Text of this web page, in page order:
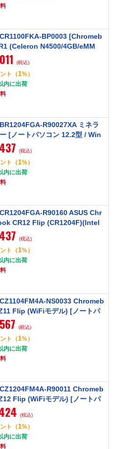
BP0003 [Chromeb
(Celeron N4500/4GB/eMM
光学ドライブなし/Chrome O
なし/11.6型/ダークグレー)]
(税込)
ト （1%）
内に出荷
R90027XA ミネラ
[ノートパソコン 12.2型 / Win
(税込)
ト （1%）
内に出荷
R90160 ASUS Chr
CR12 Flip (CR1204F)(Intel
N100 / 4GB / eMMC 64G /
イブなし / Chrome OS / Offic
型 / タッチパネル / ミネラ
) [ノートパソコン]
(税込)
ト （1%）
内に出荷
NS0033 Chromeb
Flip (WiFiモデル) [ノートパ
型 / Chrome OS]
(税込)
ト （1%）
内に出荷
R90011 Chromeb
Flip (WiFiモデル) [ノートパ
型 / Chrome OS]
(税込)
ト （1%）
内に出荷